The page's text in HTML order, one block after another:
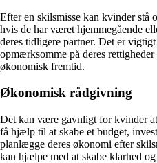
Efter en skilsmisse kan kvinder
hvis de har været hjemmegående
deres tidligere partner. Det er
opmærksomme på deres
økonomisk fremtid.
Økonomisk rådgivning
Det kan være gavnligt for kvinder
få hjælp til at skabe et budget,
planlægge deres økonomi efter
kan hjælpe med at skabe klarhed